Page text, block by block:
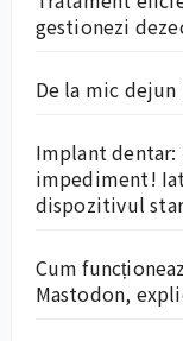
gestionezi
De la mic
Implant
impediment!
dispozitivul
Cum
Mastodon,